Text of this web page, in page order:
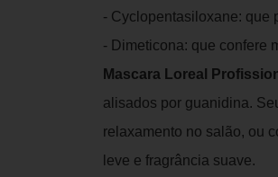
- Cyclopentasiloxane: que
- Dimeticona: que confere
Mascara Loreal
alisados por guanidina.
relaxamento no salão, ou
leve e fragrância suave.